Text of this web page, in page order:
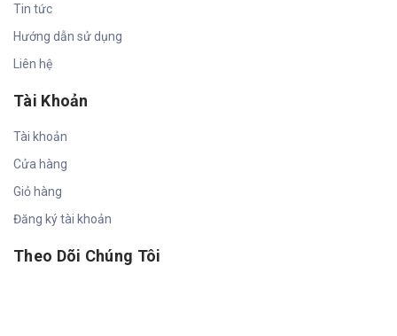
Tin tức
Hướng dẫn sử dụng
Liên hệ
Tài Khoản
Tài khoản
Cửa hàng
Giỏ hàng
Đăng ký tài khoản
Theo Dõi Chúng Tôi